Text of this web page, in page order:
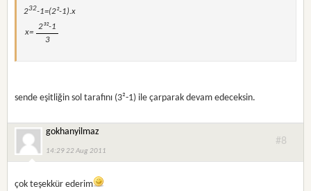
232-1=(2²-1).x
x=
2³²-1
3
sende eşitliğin sol tarafını (3²-1) ile çarparak devam edeceksin.
gokhanyilmaz
14:29 22 Aug 2011
#8
çok teşekkür ederim